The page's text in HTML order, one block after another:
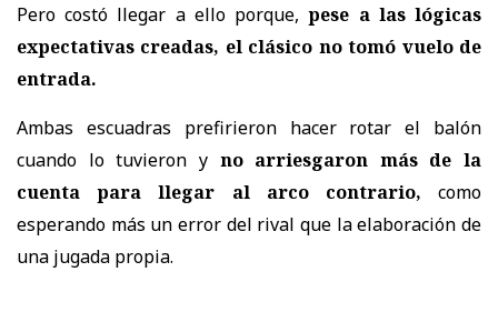
Pero costó llegar a ello porque,pese a las lógicas
expectativas creadas, el clásico no tomó vuelo de
entrada.
Ambas escuadras prefirieron hacer rotar el balón
cuando lo tuvieron y no arriesgaron más de la
cuenta para llegar al arco contrario, como
esperando más un error del rival que la elaboración de
una jugada propia.